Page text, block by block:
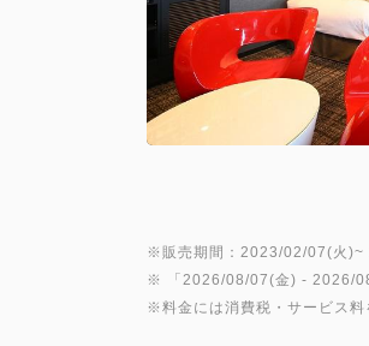
※販売期間：2023/02/07(火
※ 「 2026/08/07(金) - 2026/
※料金には消費税・サービス料